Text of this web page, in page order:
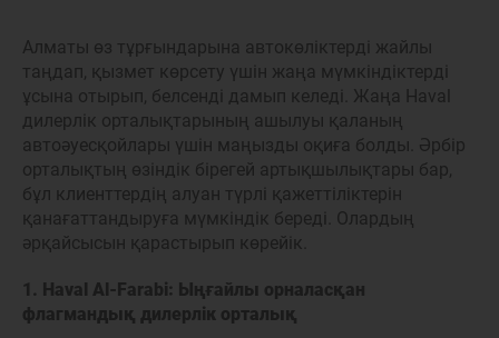
Алматы өз тұрғындарына автокөліктерді жайлы
таңдап, қызмет көрсету үшін жаңа мүмкіндіктерді
ұсына отырып, белсенді дамып келеді. Жаңа Haval
дилерлік орталықтарының ашылуы қаланың
автоәуесқойлары үшін маңызды оқиға болды. Әрбір
орталықтың өзіндік бірегей артықшылықтары бар,
бұл клиенттердің алуан түрлі қажеттіліктерін
қанағаттандыруға мүмкіндік береді. Олардың
әрқайсысын қарастырып көрейік.
1. Haval Al-Farabi: Ыңғайлы орналасқан
флагмандық дилерлік орталық